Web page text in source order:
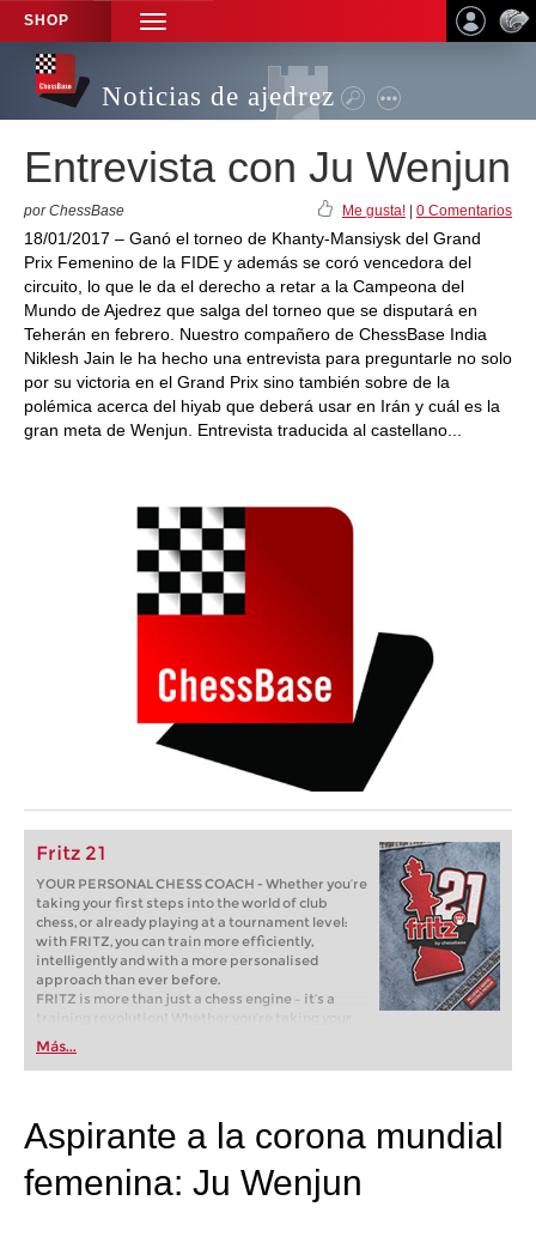
SHOP
TOGGLE
NAVIGATION
Noticias de ajedrez
Entrevista con Ju Wenjun
por ChessBase Me gusta! 0 Comentarios
18/01/2017 – Ganó el torneo de Khanty-Mansiysk del Grand
Prix Femenino de la FIDE y además se coró vencedora del
circuito, lo que le da el derecho a retar a la Campeona del
Mundo de Ajedrez que salga del torneo que se disputará en
Teherán en febrero. Nuestro compañero de ChessBase India
Niklesh Jain le ha hecho una entrevista para preguntarle no solo
por su victoria en el Grand Prix sino también sobre de la
polémica acerca del hiyab que deberá usar en Irán y cuál es la
gran meta de Wenjun. Entrevista traducida al castellano...
Fritz 21
YOUR PERSONAL CHESS COACH - Whether you’re
taking your first steps into the world of club
chess, or already playing at a tournament level:
with FRITZ, you can train more efficiently,
intelligently and with a more personalised
approach than ever before.
FRITZ is more than just a chess engine – it’s a
training revolution! Whether you’re taking your
first steps into the world of club chess, or already
playing at a tournament level: with FRITZ, you can
train more efficiently, intelligently and with a
Más...
Aspirante a la corona mundial
femenina: Ju Wenjun